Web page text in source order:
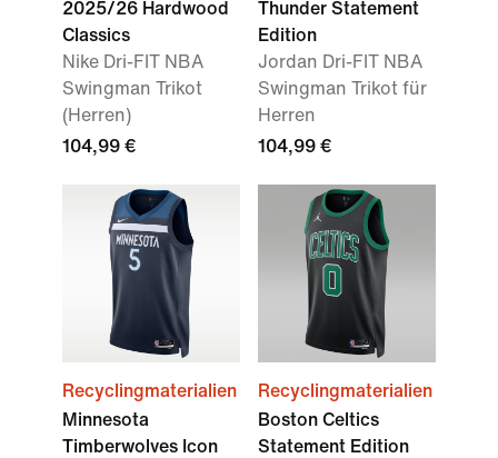
2025/26 Hardwood
Classics
Nike Dri-FIT NBA
Swingman Trikot
(Herren)
104,99 €
Thunder Statement
Edition
Jordan Dri-FIT NBA
Swingman Trikot für
Herren
104,99 €
Recyclingmaterialien
Minnesota
Timberwolves Icon
Recyclingmaterialien
Boston Celtics
Statement Edition